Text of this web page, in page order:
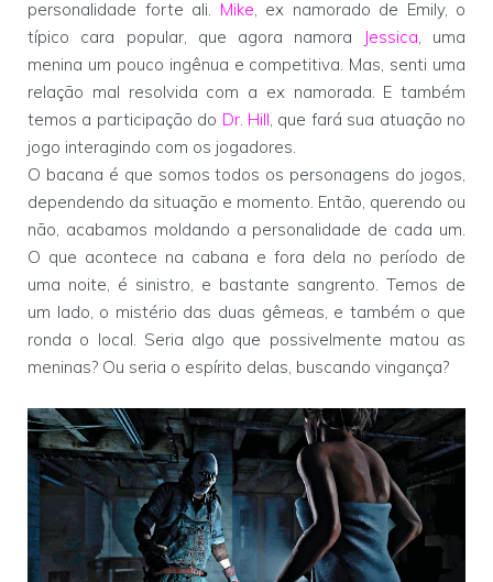
personalidade forte ali. Mike, ex namorado de Emily, o
típico cara popular, que agora namora
Jessica, uma
menina um pouco ingênua e competitiva. Mas, senti uma
relação mal resolvida com a ex namorada. E também
temos a participação do Dr. Hill, que fará sua atuação no
jogo interagindo com os jogadores.
O bacana é que somos todos os personagens do jogos,
dependendo da situação e momento. Então, querendo ou
não, acabamos moldando a personalidade de cada um.
O que acontece na cabana e fora dela no período de
uma noite, é sinistro, e bastante sangrento. Temos de
um lado, o mistério das duas gêmeas, e também o que
ronda o local. Seria algo que possivelmente matou as
meninas? Ou seria o espírito delas, buscando vingança?